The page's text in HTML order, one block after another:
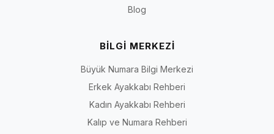
İriadam.com’da doğru numara, doğru kalıp ve doğru tarzı bir arada
Kadın Numara Seçeneklerini İncele
İlgili numara sayfalarına hızlıca ulaşmak için aşağıdaki bağlantıları
Blog
BİLGİ MERKEZİ
Büyük Numara Bilgi Merkezi
Erkek Ayakkabı Rehberi
Kadın Ayakkabı Rehberi
Kalıp ve Numara Rehberi